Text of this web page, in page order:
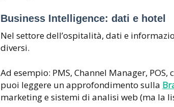
Business Intelligence: dati e hotel
Nel settore dell’ospitalità, dati e
diversi.
Ad esempio: PMS, Channel Manager,
puoi leggere un approfondimento sulla
marketing e sistemi di analisi web (ma la